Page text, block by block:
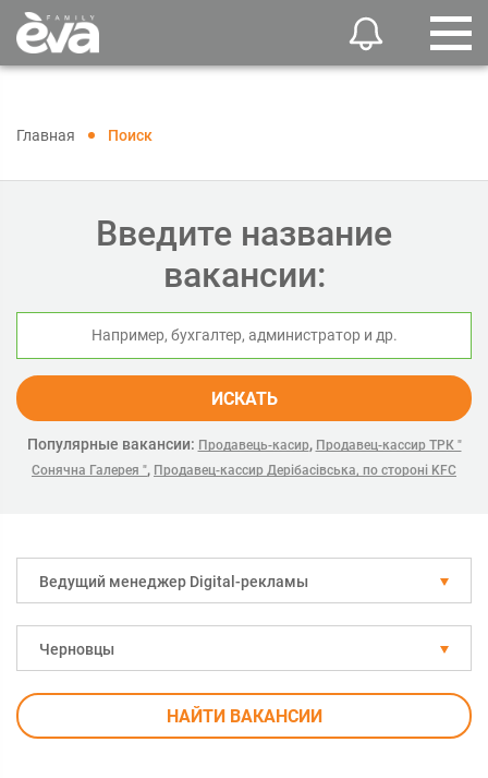
Главная Поиск
Введите название
вакансии:
ИСКАТЬ
Популярные вакансии: Продавець-касир, Продавец-кассир ТРК "
Сонячна Галерея ", Продавец-кассир Дерібасівська, по стороні KFC
Ведущий менеджер Digital-рекламы
Черновцы
НАЙТИ ВАКАНСИИ